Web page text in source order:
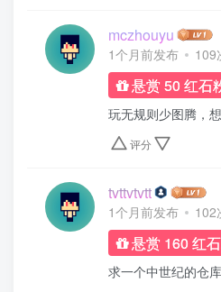
mczhouyu
1个月前发布 109
悬赏 50 红石
玩无规则少图腾，
评分
tvttvtvtt
1个月前发布 102
悬赏 160 红
求一个中世纪的仓